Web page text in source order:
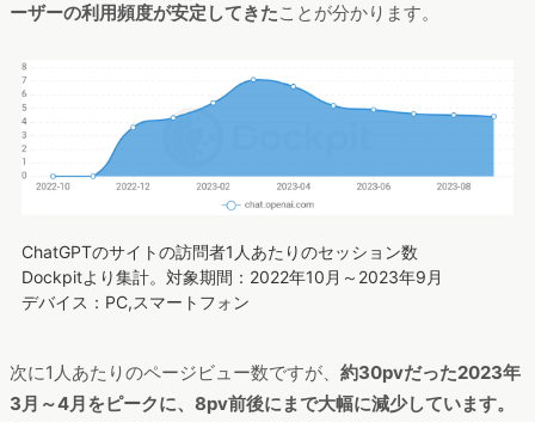
ーザーの利用頻度が安定してきたことが分かります。
ChatGPTのサイトの訪問者1人あたりのセッション数
Dockpitより集計。対象期間：2022年10月～2023年9月
デバイス：PC,スマートフォン
次に1人あたりのページビュー数ですが、 約30pvだった2023年
3月～4月をピークに、8pv前後にまで大幅に減少しています。